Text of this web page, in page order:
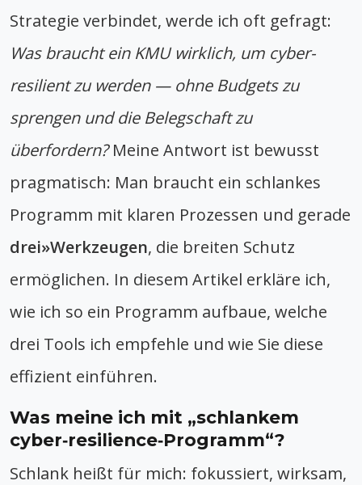
Strategie verbindet, werde ich oft gefragt:
Was braucht ein KMU wirklich, um cyber-
resilient zu werden — ohne Budgets zu
sprengen und die Belegschaft zu
überfordern?Meine Antwort ist bewusst
pragmatisch: Man braucht ein schlankes
Programm mit klaren Prozessen und gerade
drei»Werkzeugen, die breiten Schutz
ermöglichen. In diesem Artikel erkläre ich,
wie ich so ein Programm aufbaue, welche
drei Tools ich empfehle und wie Sie diese
effizient einführen.
Was meine ich mit „schlankem
cyber‑resilience‑Programm“?
Schlank heißt für mich: fokussiert, wirksam,